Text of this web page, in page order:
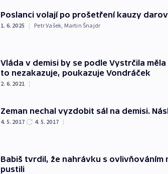
Poslanci volají po prošetření kauzy
1. 6. 2025 | Petr Vašek Martin Šnajdr
Vláda v demisi by se podle Vystrčila
to nezakazuje, poukazuje Vondráček
2. 6. 2021 |
Zeman nechal vyzdobit sál na demisi.
4. 5. 2017 4. 5. 2017 |
Babiš tvrdil, že nahrávku s ovlivňováním
pustili